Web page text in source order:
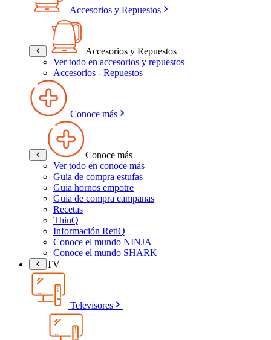
Accesorios y Repuestos
Accesorios y Repuestos
Ver todo en accesorios y repuestos
Accesorios - Repuestos
Conoce más
Conoce más
Ver todo en conoce más
Guia de compra estufas
Guia hornos empotre
Guia de compra campanas
Recetas
ThinQ
Información RetiQ
Conoce el mundo NINJA
Conoce el mundo SHARK
TV
Televisores